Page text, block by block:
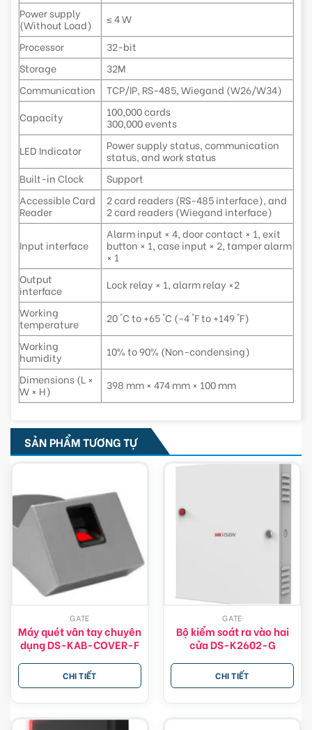
Power supply
(Without Load)
≤ 4 W
Processor
32-bit
Storage
32M
Communication
TCP/IP, RS-485, Wiegand (W26/W34)
Capacity
100,000 cards
300,000 events
LED Indicator
Power supply status, communication
status, and work status
Built-in Clock
Support
Accessible Card
Reader
2 card readers (RS-485 interface), and
2 card readers (Wiegand interface)
Input interface
Alarm input × 4, door contact × 1, exit
button × 1, case input × 2, tamper alarm
× 1
Output
interface
Lock relay × 1, alarm relay ×2
Working
temperature
20 °C to +65 °C (-4 °F to +149 °F)
Working
humidity
10% to 90% (Non-condensing)
Dimensions (L ×
W × H)
398 mm × 474 mm × 100 mm
SẢN PHẨM TƯƠNG TỰ
GATE
Máy quét vân tay chuyên
dụng DS-KAB-COVER-F
CHI TIẾT
GATE
Bộ kiểm soát ra vào hai
cửa DS-K2602-G
CHI TIẾT